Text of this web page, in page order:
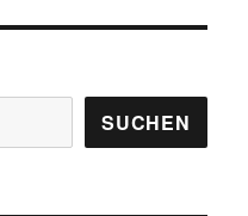
SUCHEN